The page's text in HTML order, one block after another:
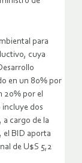
para
cuya
en un 80% por
20% por el
incluye dos
a cargo de la
el BID aporta
de U$S 5,2